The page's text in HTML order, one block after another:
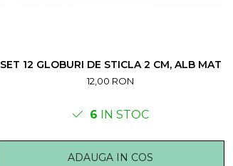
SET 12 GLOBURI DE STICLA 2 CM, ALB MAT
12,00 RON
6 IN STOC
ADAUGA IN COS